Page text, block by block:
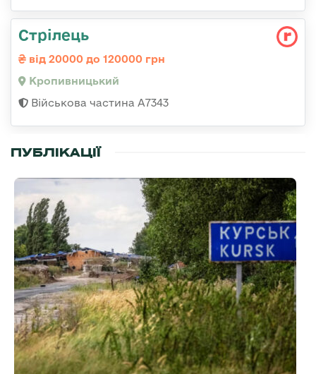
Стрілець
від 20000 до 120000 грн
Кропивницький
Військова частина А7343
ПУБЛІКАЦІЇ